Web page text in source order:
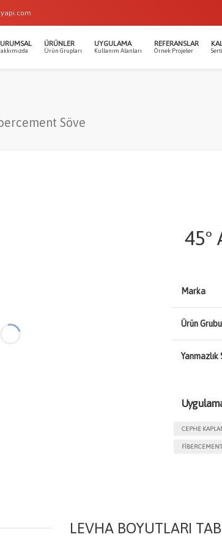
ÜRÜNLER
Ürün Grupları
UYGULAMA
Kullanım Alanları
REFERANSLAR
Örnek Projeler
Söve
45°
Marka
Ürün Grubu
Yanmazlık
CEPHE
LEVHA BOYUTLARI